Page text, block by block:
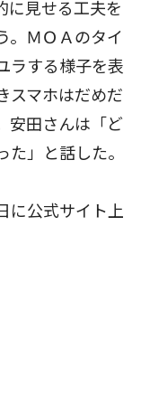
に見せる工夫を
。ＭＯＡのタイ
ラする様子を表
スマホはだめだ
安田さんは「ど
」と話した。
に公式サイト上